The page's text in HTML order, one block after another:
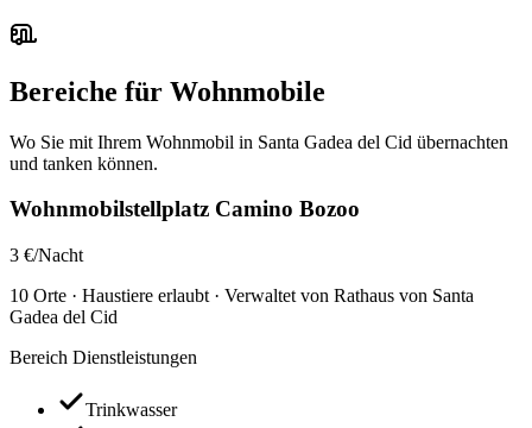
Bereiche für Wohnmobile
Wo Sie mit Ihrem Wohnmobil in Santa Gadea del Cid übernachten
und tanken können.
Wohnmobilstellplatz Camino Bozoo
3 €/Nacht
10 Orte · Haustiere erlaubt · Verwaltet von Rathaus von Santa
Gadea del Cid
Bereich Dienstleistungen
Trinkwasser